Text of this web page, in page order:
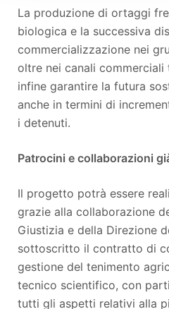
La produzione di ortaggi
biologica e la successiva
commercializzazione nei
oltre nei canali
infine garantire la futura
anche in termini di
i detenuti.
Patrocini e collaborazioni
Il progetto potrà essere
grazie alla collaborazione
Giustizia e della Direzione
sottoscritto il contratto di
gestione del tenimento
tecnico scientifico, con
tutti gli aspetti relativi alla